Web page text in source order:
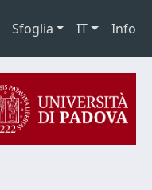
Sfoglia IT Info